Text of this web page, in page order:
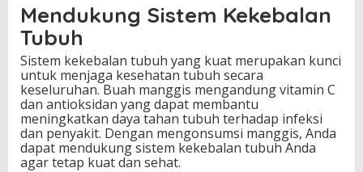
Mendukung Sistem Kekebalan
Tubuh
Sistem kekebalan tubuh yang kuat merupakan kunci
untuk menjaga kesehatan tubuh secara
keseluruhan. Buah manggis mengandung vitamin C
dan antioksidan yang dapat membantu
meningkatkan daya tahan tubuh terhadap infeksi
dan penyakit. Dengan mengonsumsi manggis, Anda
dapat mendukung sistem kekebalan tubuh Anda
agar tetap kuat dan sehat.